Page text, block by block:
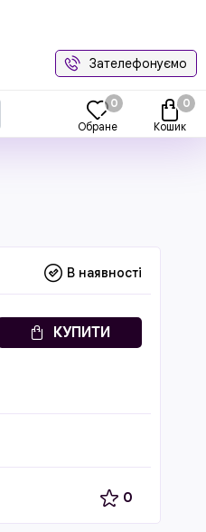
Зателефонуємо
Обране
0
Кошик
0
В наявності
КУПИТИ
0